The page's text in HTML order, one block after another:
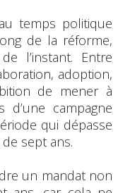
temps politique
de la réforme,
l’instant. Entre
adoption,
de mener à
d’une campagne
qui dépasse
sept ans.
un mandat non